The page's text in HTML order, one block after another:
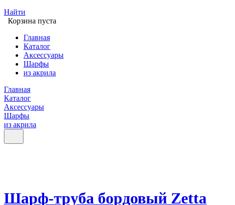
Найти
Корзина пуста
Главная
Каталог
Аксессуары
Шарфы
из акрила
Главная
Каталог
Аксессуары
Шарфы
из акрила
Шарф-труба бордовый Zetta